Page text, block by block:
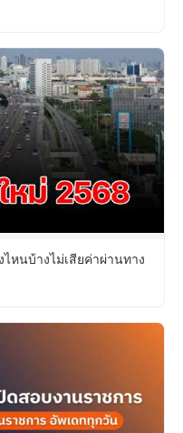
หนบ้างไม่เสียค่าผ่านทาง